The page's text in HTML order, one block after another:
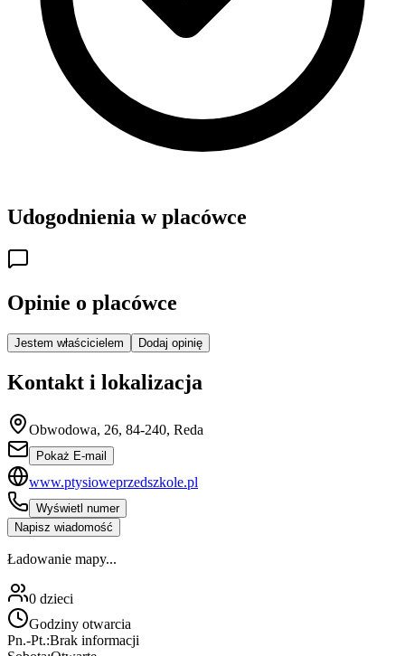
Udogodnienia w placówce
Opinie o placówce
Jestem właścicielem Dodaj opinię
Kontakt i lokalizacja
Obwodowa, 26, 84-240, Reda
Pokaż E-mail
www.ptysioweprzedszkole.pl
Wyświetl numer
Napisz wiadomość
Ładowanie mapy...
0 dzieci
Godziny otwarcia
Pn.-Pt.:Brak informacji